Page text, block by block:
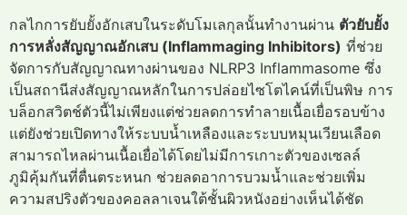
กลไกการยับยั้งอักเสบในระดับโมเลกุลนั้นทำงานผ่าน ตัวยับยั้ง
การหลั่งสัญญาณอักเสบ (Inflammaging Inhibitors) ที่ช่วย
จัดการกับสัญญาณทางผ่านของ NLRP3 Inflammasome ซึ่ง
เป็นสถานีส่งสัญญาณหลักในการปล่อยไซโตไคน์ที่เป็นพิษ การ
บล็อกสวิตช์ตัวนี้ไม่เพียงแต่ช่วยลดการทำลายเนื้อเยื่อรอบข้าง
แต่ยังช่วยเปิดทางให้ระบบน้ำเหลืองและระบบหมุนเวียนเลือด
สามารถไหลผ่านเนื้อเยื่อได้โดยไม่มีการเกาะตัวของเซลล์
ภูมิคุ้มกันที่ตื่นตระหนก ช่วยลดอาการบวมน้ำและช่วยเพิ่ม
ความสปริงตัวของคอลลาเจนใต้ชั้นผิวหนังอย่างเห็นได้ชัด